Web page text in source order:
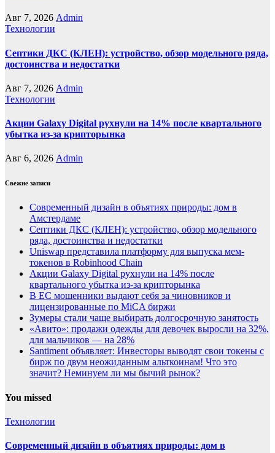
Авг 7, 2026 Admin
Технологии
Септики ДКС (КЛЕН): устройство, обзор модельного ряда,
достоинства и недостатки
Авг 7, 2026 Admin
Технологии
Акции Galaxy Digital рухнули на 14% после квартального
убытка из-за крипторынка
Авг 6, 2026 Admin
Свежие записи
Современный дизайн в объятиях природы: дом в
Амстердаме
Септики ДКС (КЛЕН): устройство, обзор модельного
ряда, достоинства и недостатки
Uniswap представила платформу для выпуска мем-
токенов в Robinhood Chain
Акции Galaxy Digital рухнули на 14% после
квартального убытка из-за крипторынка
В ЕС мошенники выдают себя за чиновников и
лицензированные по MiCA биржи
Зумеры стали чаще выбирать долгосрочную занятость
«Авито»: продажи одежды для девочек выросли на 32%,
для мальчиков — на 28%
Santiment объявляет: Инвесторы выводят свои токены с
бирж по двум неожиданным альткоинам! Что это
значит? Неминуем ли мы бычий рынок?
You missed
Технологии
Современный дизайн в объятиях природы: дом в